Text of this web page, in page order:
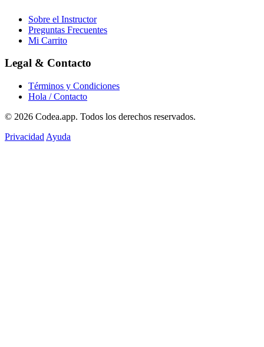
Sobre el Instructor
Preguntas Frecuentes
Mi Carrito
Legal & Contacto
Términos y Condiciones
Hola / Contacto
© 2026 Codea.app. Todos los derechos reservados.
Privacidad Ayuda